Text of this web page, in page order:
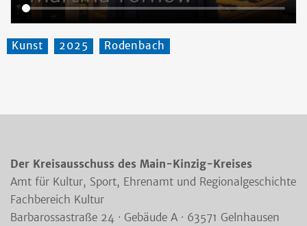
Kunst 2025 Rodenbach
Der Kreisausschuss des Main-Kinzig-Kreises
Amt für Kultur, Sport, Ehrenamt und Regionalgeschichte
Fachbereich Kultur
Barbarossastraße 24 · Gebäude A · 63571 Gelnhausen